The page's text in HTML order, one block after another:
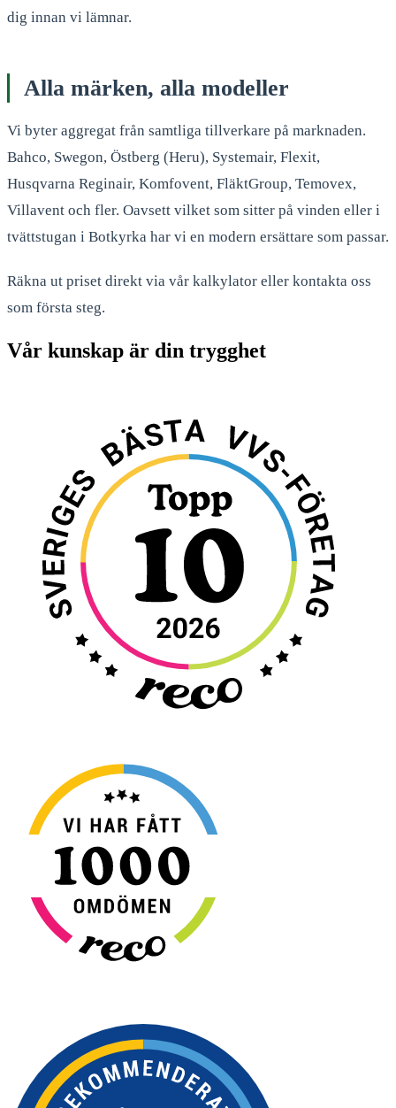
dig innan vi lämnar.
Alla märken, alla modeller
Vi byter aggregat från samtliga tillverkare på marknaden.
Bahco, Swegon, Östberg (Heru), Systemair, Flexit,
Husqvarna Reginair, Komfovent, FläktGroup, Temovex,
Villavent och fler. Oavsett vilket som sitter på vinden eller i
tvättstugan i Botkyrka har vi en modern ersättare som passar.
Räkna ut priset direkt via vår kalkylator eller kontakta oss
som första steg.
Vår kunskap är din trygghet